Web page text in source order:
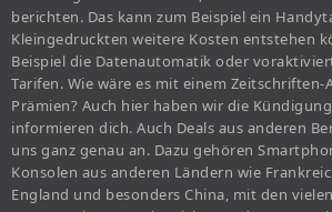
berichten. Das kann zum Beispiel ein
Kleingedruckten weitere Kosten entstehen
Beispiel die Datenautomatik oder
Tarifen. Wie wäre es mit einem
Prämien? Auch hier haben wir die
informieren dich. Auch Deals aus anderen
uns ganz genau an. Dazu gehören
Konsolen aus anderen Ländern wie
England und besonders China, mit den